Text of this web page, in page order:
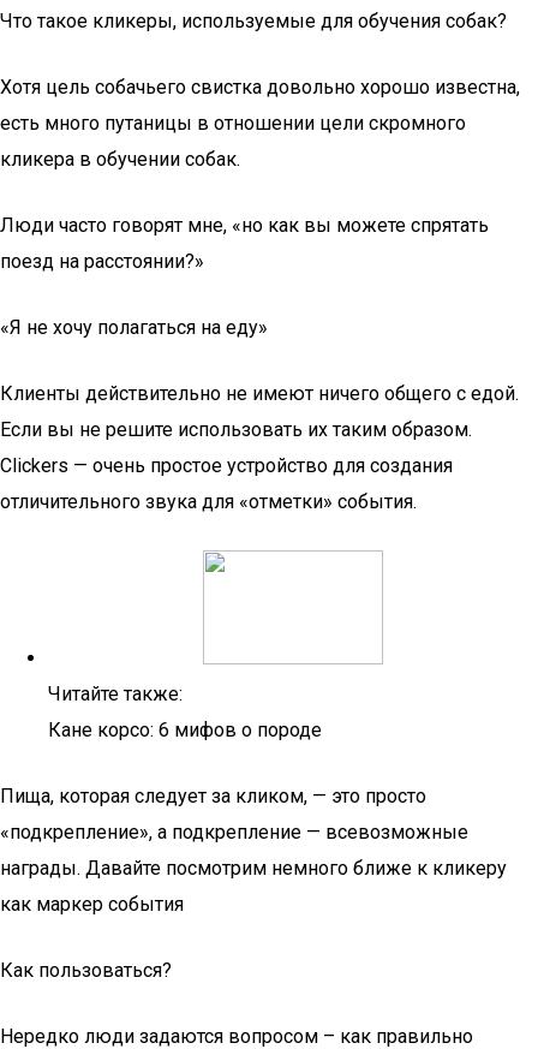
Что такое кликеры, используемые для обучения собак?
Хотя цель собачьего свистка довольно хорошо известна,
есть много путаницы в отношении цели скромного
кликера в обучении собак.
Люди часто говорят мне, «но как вы можете спрятать
поезд на расстоянии?»
«Я не хочу полагаться на еду»
Клиенты действительно не имеют ничего общего с едой.
Если вы не решите использовать их таким образом.
Clickers — очень простое устройство для создания
отличительного звука для «отметки» события.
Читайте также:
Кане корсо: 6 мифов о породе
Пища, которая следует за кликом, — это просто
«подкрепление», а подкрепление — всевозможные
награды. Давайте посмотрим немного ближе к кликеру
как маркер события
Как пользоваться?
Нередко люди задаются вопросом – как правильно